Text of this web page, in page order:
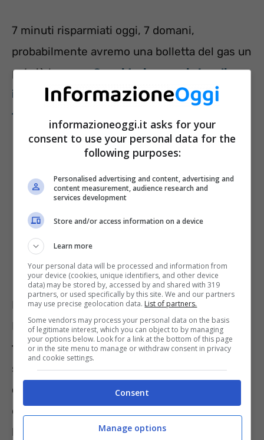
7 minuti risparmiati oggi, 7 domani,
probabilmente avremo una bolletta del gas un
po’ più leggera.Consideriamo poi che gli
italiani mangiano la pasta praticamente
tutti i giorni
Ma in tutto questo,cosa c’entra la Barilla
Ebbene,per “incentivare” l’uso della
tecnica salva gas, o della pasta cotta a fuoco
spento che dir si voglia,ha inventato un
dispositivo elettronico. Il cui progetto è
open source, ovvero chiunque può realizzarlo
liberamente.
informazioneoggi.it asks for your
consent to use your personal data for the
following purposes:
Personalised advertising and content, advertising and
content measurement, audience research and
services development
Store and/or access information on a device
Learn more
Your personal data will be processed and information from
your device (cookies, unique identifiers, and other device
data) may be stored by, accessed by and shared with 319
partners, or used specifically by this site. We and our partners
may use precise geolocation data. List of partners.
Some vendors may process your personal data on the basis
of legitimate interest, which you can object to by managing
your options below. Look for a link at the bottom of this page
or in the site menu to manage or withdraw consent in privacy
and cookie settings.
Consent
Manage options